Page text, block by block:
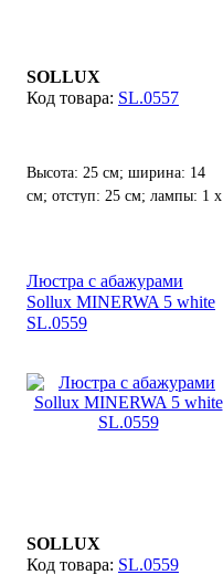
SOLLUX
SL.0557
Высота: 25 см; ширина: 14
см; отступ: 25 см; лампы: 1 х
Люстра с абажурами
Sollux MINERWA 5 white
SL.0559
SOLLUX
SL.0559